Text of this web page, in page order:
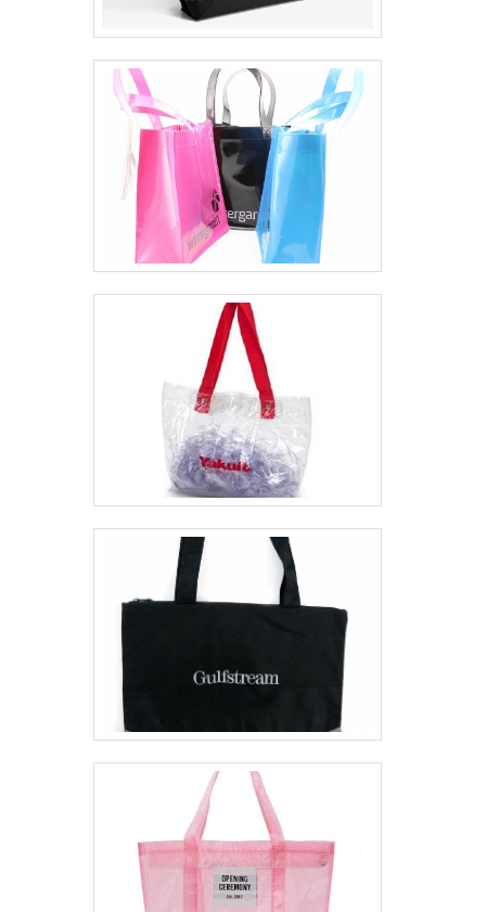
existe variedade e qualidade quando o
assunto for sacola ecológica. São diversas
opções disponibilizadas, como ecobag de
Nylon e kits personalizados.É comprometida
com os serviços e responsável, padrões
possíveis por contar com estamparia própria
e tecnologia de ponta. Tudo isso, somado a
uma equipe com colaboradores proativos e
especialistas dedicados, comprova sua
essência de trazer o melhor para todos os
clientes.Aproveite a visita para acessar o
site e saber mais sobre a empresa, os
serviços e os produtos. Se preferir, entre em
contato com um dos nossos consultores e
solicite um orçamento!.